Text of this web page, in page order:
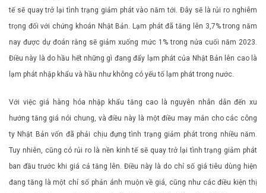
tế sẽ quay trở lại tình trạng giảm phát vào năm tới. Đây sẽ là rủi ro nghiêm
trọng đối với chứng khoán Nhật Bản. Lạm phát đã tăng lên 3,7% trong năm
nay được dự đoán rằng sẽ giảm xuống mức 1% trong nửa cuối năm 2023.
Điều này là do hầu hết những gì đang đẩy lạm phát của Nhật Bản lên cao là
lạm phát nhập khẩu và hầu như không có yếu tố lạm phát trong nước.
Với việc giá hàng hóa nhập khẩu tăng cao là nguyên nhân dẫn đến xu
hướng tăng giá nói chung, và điều này là một điều may mắn cho các công
ty Nhật Bản vốn đã phải chịu đựng tình trạng giảm phát trong nhiều năm.
Tuy nhiên, cũng có rủi ro là nền kinh tế sẽ quay trở lại tình trạng giảm phát
ban đầu trước khi giá cả tăng lên. Điều này là do chỉ số giá tiêu dùng hiện
đang tăng là một chỉ số phản ánh muộn về giá, cũng như các điều kiện thị